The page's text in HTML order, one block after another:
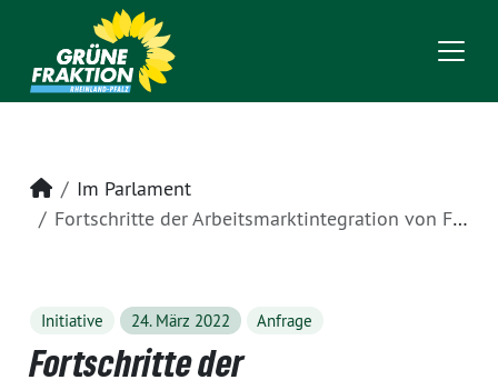
Startseite
Im Parlament
Fortschritte der Arbeitsmarktintegration von Flüchtlingen in Rheinland-Pfalz
Initiative 24. März 2022 Anfrage
Fortschritte der